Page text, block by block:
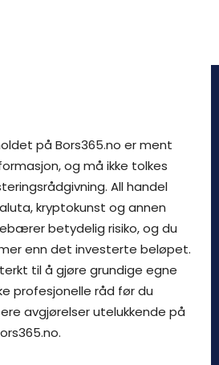
på Bors365.no er ment
og må ikke tolkes
All handel
kryptokunst og annen
betydelig risiko, og du
enn det investerte beløpet.
til å gjøre grundige egne
profesjonelle råd før du
avgjørelser utelukkende på